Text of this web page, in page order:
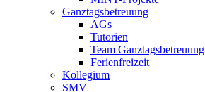
Ganztagsbetreuung
AGs
Tutorien
Team Ganztagsbetreuung
Ferienfreizeit
Kollegium
SMV